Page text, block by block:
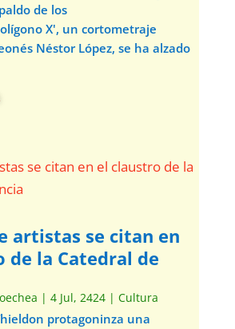
de los
X', un cortometraje
Néstor López, se ha alzado
artistas se citan en
de la Catedral de
| 4 Jul, 2424| Cultura
protagoninza una